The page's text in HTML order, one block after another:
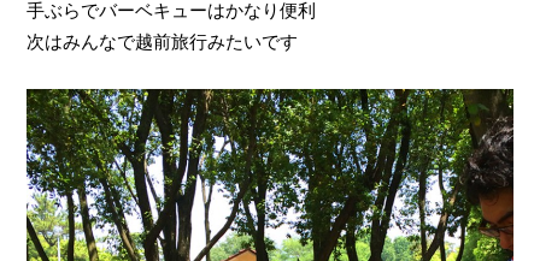
手ぶらでバーベキューはかなり便利
次はみんなで越前旅行みたいです